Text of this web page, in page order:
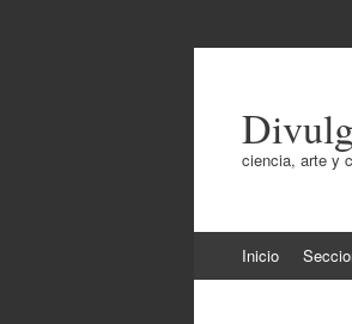
ciencia, arte y
al
Inicio